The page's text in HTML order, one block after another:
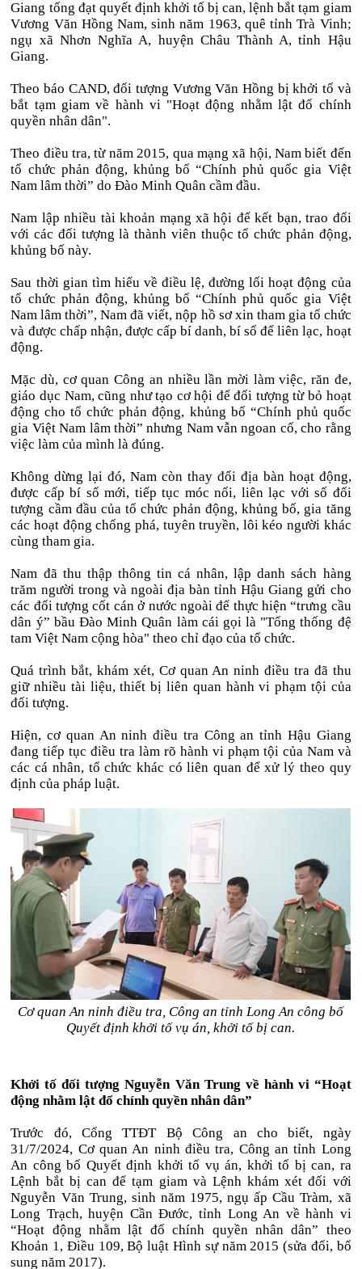
Giang tống đạt quyết định khởi tố bị can, lệnh bắt tạm giam
Vương Văn Hồng Nam, sinh năm 1963, quê tỉnh Trà Vinh;
ngụ xã Nhơn Nghĩa A, huyện Châu Thành A, tỉnh Hậu
Giang.
Theo báo CAND, đối tượng Vương Văn Hồng bị khởi tố và
bắt tạm giam về hành vi "Hoạt động nhằm lật đổ chính
quyền nhân dân".
Theo điều tra, từ năm 2015, qua mạng xã hội, Nam biết đến
tổ chức phản động, khủng bố “Chính phủ quốc gia Việt
Nam lâm thời” do Đào Minh Quân cầm đầu.
Nam lập nhiều tài khoản mạng xã hội để kết bạn, trao đổi
với các đối tượng là thành viên thuộc tổ chức phản động,
khủng bố này.
Sau thời gian tìm hiểu về điều lệ, đường lối hoạt động của
tổ chức phản động, khủng bố “Chính phủ quốc gia Việt
Nam lâm thời”, Nam đã viết, nộp hồ sơ xin tham gia tổ chức
và được chấp nhận, được cấp bí danh, bí số để liên lạc, hoạt
động.
Mặc dù, cơ quan Công an nhiều lần mời làm việc, răn đe,
giáo dục Nam, cũng như tạo cơ hội để đối tượng từ bỏ hoạt
động cho tổ chức phản động, khủng bố “Chính phủ quốc
gia Việt Nam lâm thời” nhưng Nam vẫn ngoan cố, cho rằng
việc làm của mình là đúng.
Không dừng lại đó, Nam còn thay đổi địa bàn hoạt động,
được cấp bí số mới, tiếp tục móc nối, liên lạc với số đối
tượng cầm đầu của tổ chức phản động, khủng bố, gia tăng
các hoạt động chống phá, tuyên truyền, lôi kéo người khác
cùng tham gia.
Nam đã thu thập thông tin cá nhân, lập danh sách hàng
trăm người trong và ngoài địa bàn tỉnh Hậu Giang gửi cho
các đối tượng cốt cán ở nước ngoài để thực hiện “trưng cầu
dân ý” bầu Đào Minh Quân làm cái gọi là "Tổng thống đệ
tam Việt Nam cộng hòa" theo chỉ đạo của tổ chức.
Quá trình bắt, khám xét, Cơ quan An ninh điều tra đã thu
giữ nhiều tài liệu, thiết bị liên quan hành vi phạm tội của
đối tượng.
Hiện, cơ quan An ninh điều tra Công an tỉnh Hậu Giang
đang tiếp tục điều tra làm rõ hành vi phạm tội của Nam và
các cá nhân, tổ chức khác có liên quan để xử lý theo quy
định của pháp luật.
Cơ quan An ninh điều tra, Công an tỉnh Long An công bố
Quyết định khởi tố vụ án, khởi tố bị can.
Khởi tố đối tượng Nguyễn Văn Trung về hành vi “Hoạt
động nhằm lật đổ chính quyền nhân dân”
Trước đó, Cổng TTĐT Bộ Công an cho biết, ngày
31/7/2024, Cơ quan An ninh điều tra, Công an tỉnh Long
An công bố Quyết định khởi tố vụ án, khởi tố bị can, ra
Lệnh bắt bị can để tạm giam và Lệnh khám xét đối với
Nguyễn Văn Trung, sinh năm 1975, ngụ ấp Cầu Tràm, xã
Long Trạch, huyện Cần Đước, tỉnh Long An về hành vi
“Hoạt động nhằm lật đổ chính quyền nhân dân” theo
Khoản 1, Điều 109, Bộ luật Hình sự năm 2015 (sửa đổi, bổ
sung năm 2017).